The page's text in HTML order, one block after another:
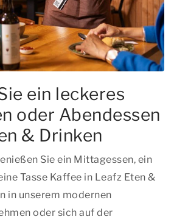
ein leckeres
oder Abendessen
& Drinken
Sie ein Mittagessen, ein
Tasse Kaffee in Leafz Eten &
in unserem modernen
oder sich auf der